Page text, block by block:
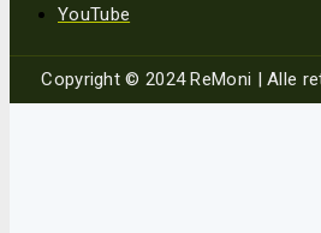
YouTube
Copyright © 2024 ReMoni | Alle